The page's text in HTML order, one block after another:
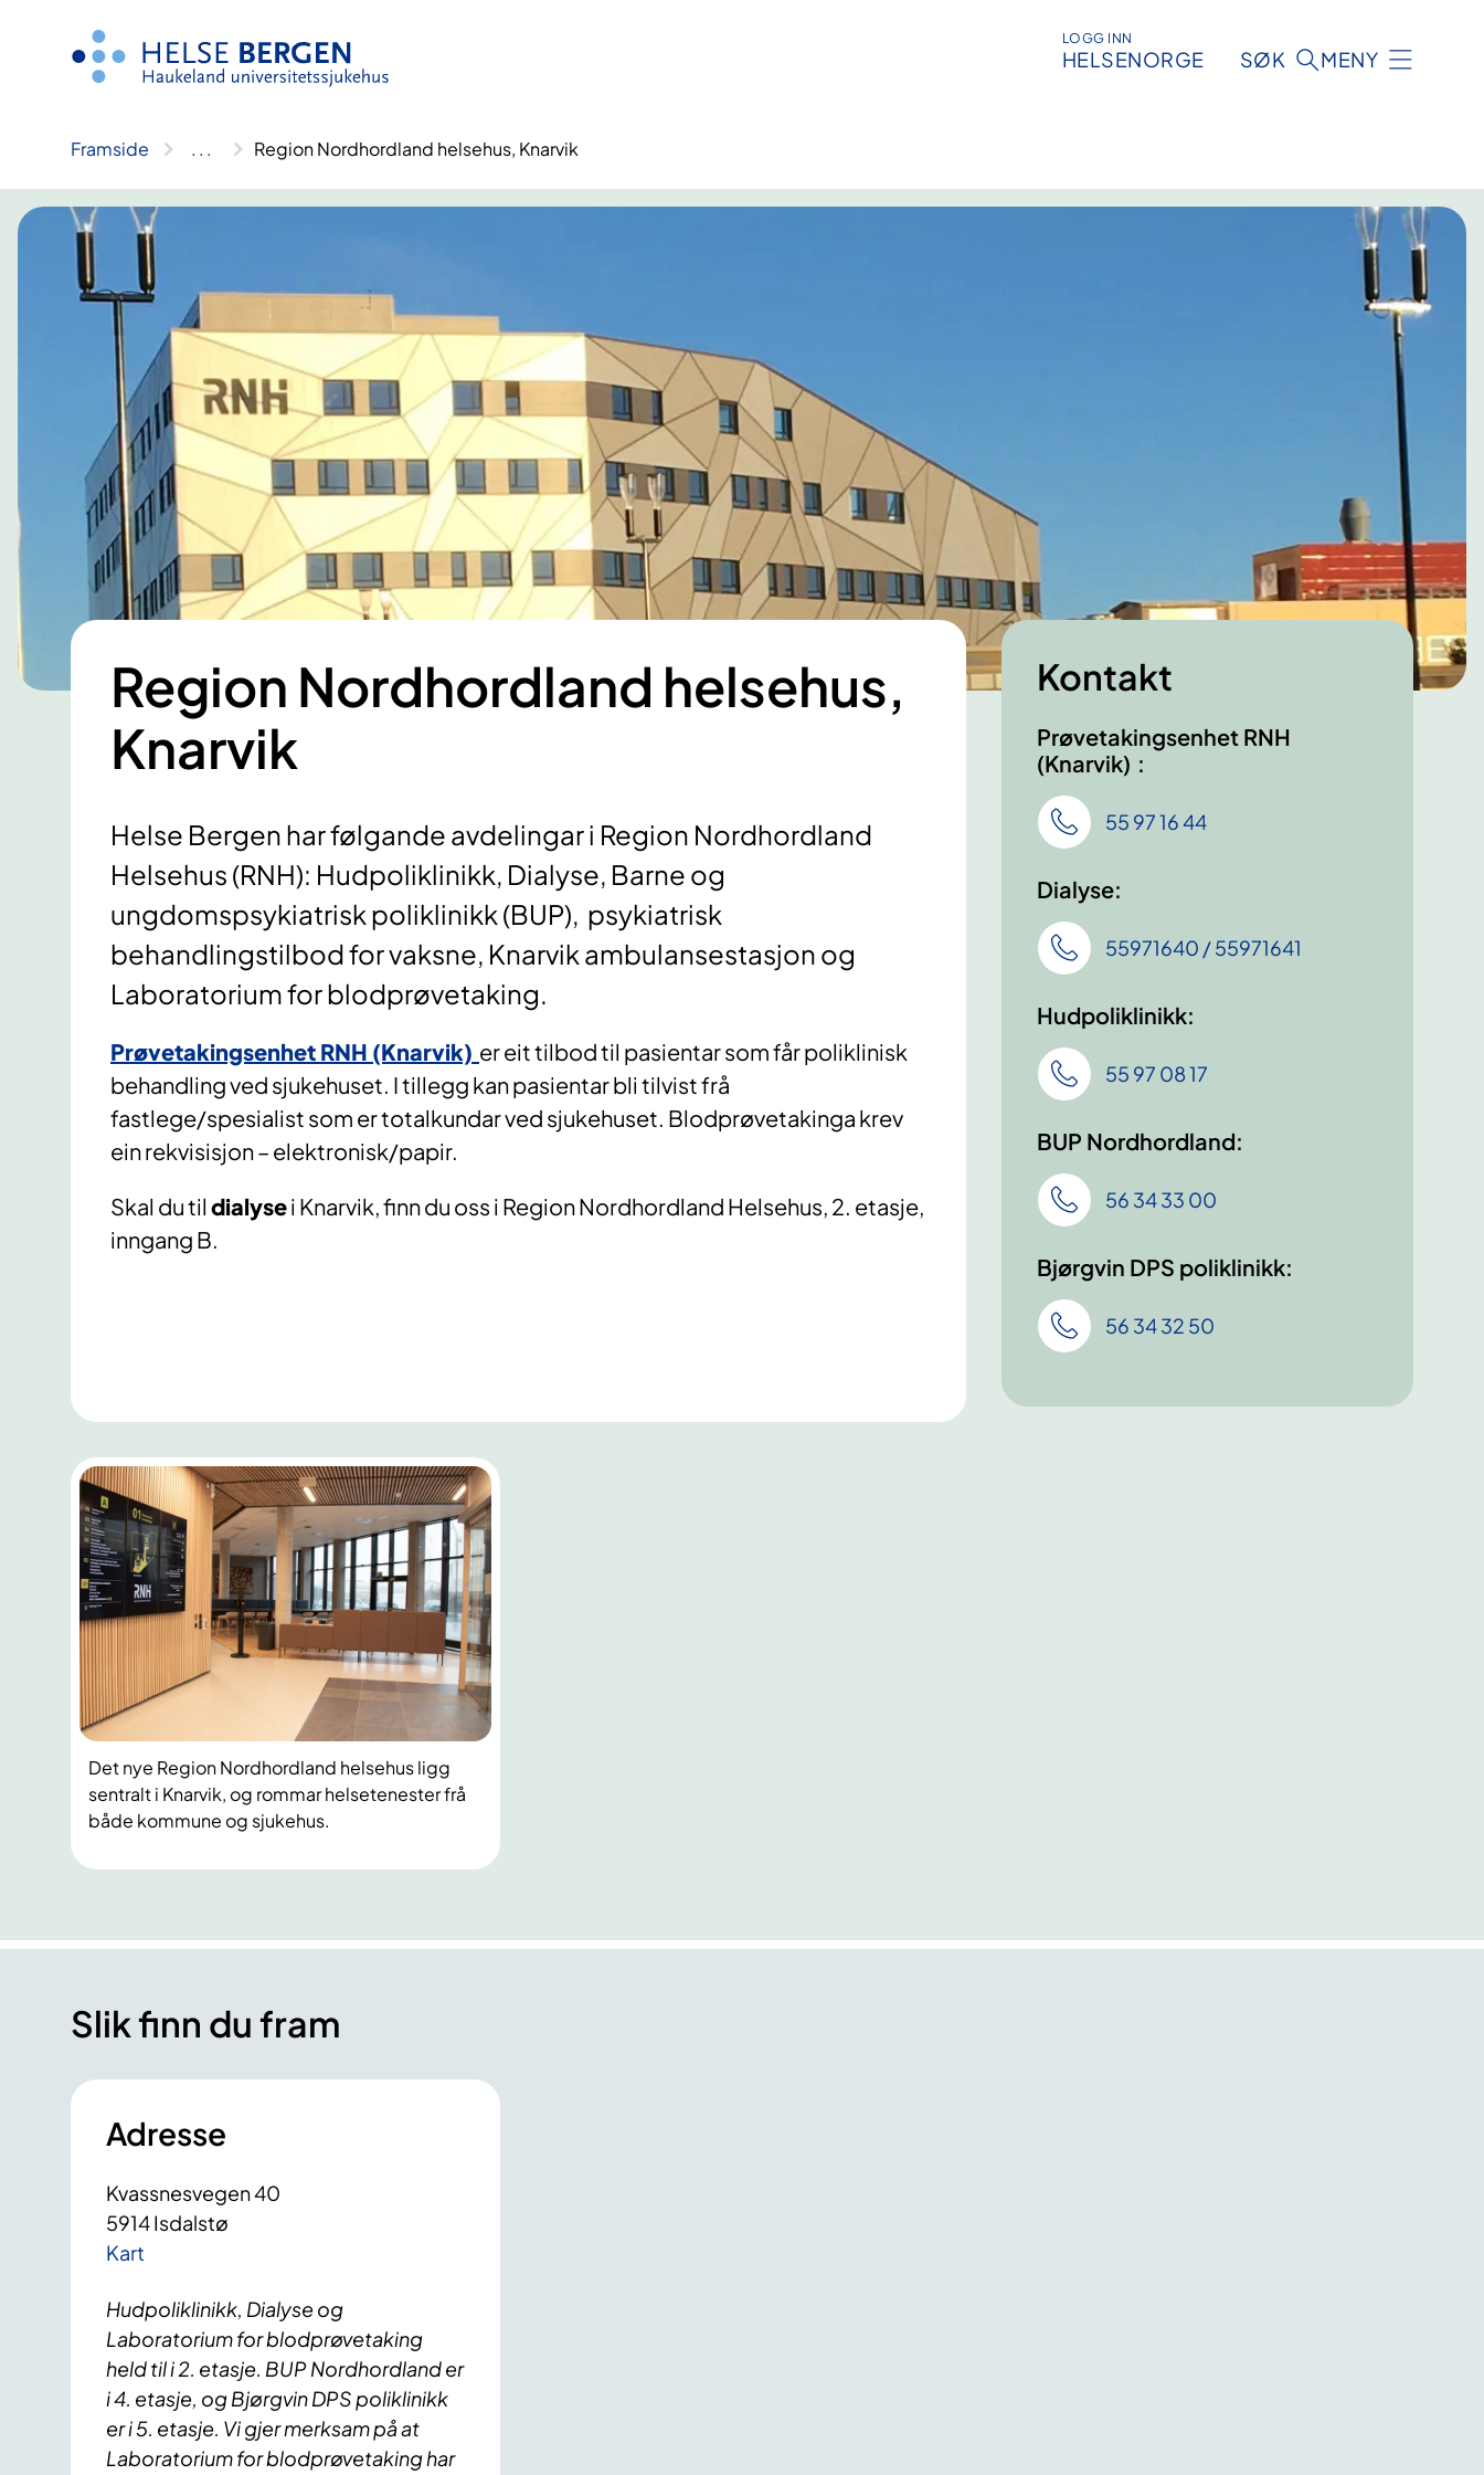
LOGG INN
HELSENORGE SØK MENY
Framside .. . Region Nordhordland helsehus, Knarvik
Region Nordhordland helsehus,
Knarvik
Helse Bergen har følgande avdelingar i Region Nordhordland
Helsehus (RNH): Hudpoliklinikk, Dialyse, Barne og
ungdomspsykiatrisk poliklinikk (BUP), psykiatrisk
behandlingstilbod for vaksne, Knarvik ambulansestasjon og
Laboratorium for blodprøvetaking.
Prøvetakingsenhet RNH (Knarvik) er eit tilbod til pasientar som får poliklinisk
behandling ved sjukehuset. I tillegg kan pasientar bli tilvist frå
fastlege/spesialist som er totalkundar ved sjukehuset. Blodprøvetakinga krev
ein rekvisisjon – elektronisk/papir.
Skal du til dialysei Knarvik, finn du oss i Region Nordhordland Helsehus, 2. etasje,
inngang B.
Kontakt
Prøvetakingsenhet RNH
(Knarvik) :
55 97 16 44
Dialyse:
55971640 / 55971641
Hudpoliklinikk:
55 97 08 17
BUP Nordhordland:
56 34 33 00
Bjørgvin DPS poliklinikk:
56 34 32 50
Det nye Region Nordhordland helsehus ligg
sentralt i Knarvik, og rommar helsetenester frå
både kommune og sjukehus.
Slik finn du fram
Adresse
Kvassnesvegen 40
5914 Isdalstø
Kart
Hudpoliklinikk, Dialyse og
Laboratorium for blodprøvetaking
held til i 2. etasje. BUP Nordhordland er
i 4. etasje, og Bjørgvin DPS poliklinikk
er i 5. etasje. Vi gjer merksam på at
Laboratorium for blodprøvetaking har